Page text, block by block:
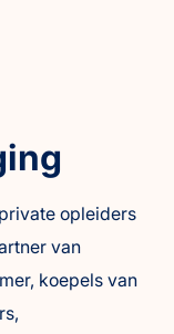
opleiders
van
koepels van